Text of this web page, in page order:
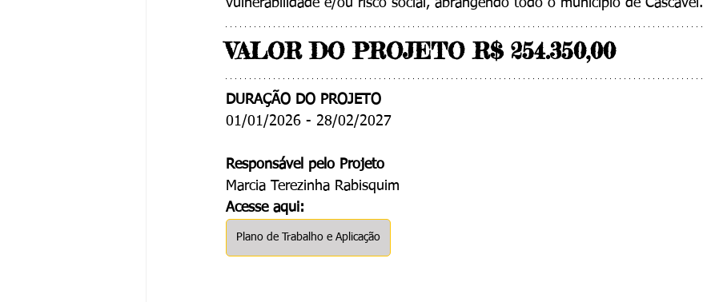
vulnerabilidade e/ou risco social, abrangendo todo o município de Cascavel.
VALOR DO PROJETO R$ 254.350,00
DURAÇÃO DO PROJETO
01/01/2026 - 28/02/2027
Responsável pelo Projeto
Marcia Terezinha Rabisquim
Acesse aqui:
Plano de Trabalho e Aplicação